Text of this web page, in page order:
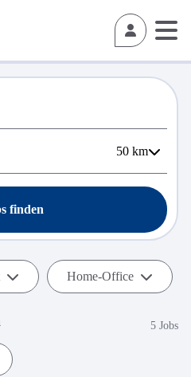
50 km
finden
Home-Office
5 Jobs